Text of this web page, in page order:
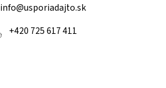
info@usporiadajto.sk
+420 725 617 411